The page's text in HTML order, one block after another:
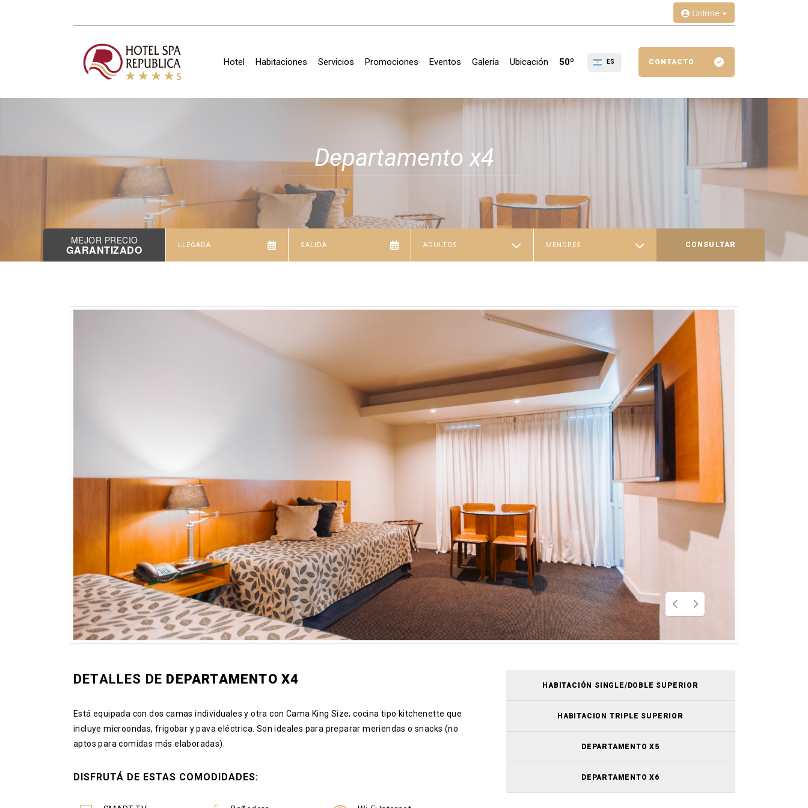
Unirme
Hotel Habitaciones Servicios Promociones Eventos Galería Ubicación 50º ES CONTACTO
Departamento x4
MEJOR PRECIO
GARANTIZADO ADULTOS MENORES CONSULTAR
DETALLES DE DEPARTAMENTO X4
Está equipada con dos camas individuales y otra con Cama King Size; cocina tipo kitchenette que
incluye microondas, frigobar y pava eléctrica. Son ideales para preparar meriendas o snacks (no
aptos para comidas más elaboradas).
DISFRUTÁ DE ESTAS COMODIDADES:
HABITACIÓN SINGLE/DOBLE SUPERIOR
HABITACION TRIPLE SUPERIOR
DEPARTAMENTO X5
DEPARTAMENTO X6